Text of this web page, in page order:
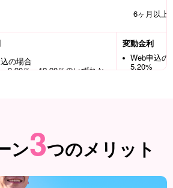
6ヶ月以上
の場合
9.90％、12.90％のいずれか
変動金利
Web申込の
5.20%
ます。
決定します
ン3つのメリット